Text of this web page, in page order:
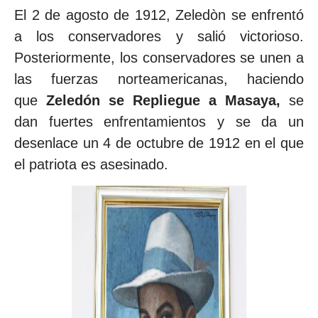
El 2 de agosto de 1912, Zeledòn se enfrentó
a los conservadores y salió victorioso.
Posteriormente, los conservadores se unen a
las fuerzas norteamericanas, haciendo
que Zeledón se Repliegue a Masaya, se
dan fuertes enfrentamientos y se da un
desenlace un 4 de octubre de 1912 en el que
el patriota es asesinado.